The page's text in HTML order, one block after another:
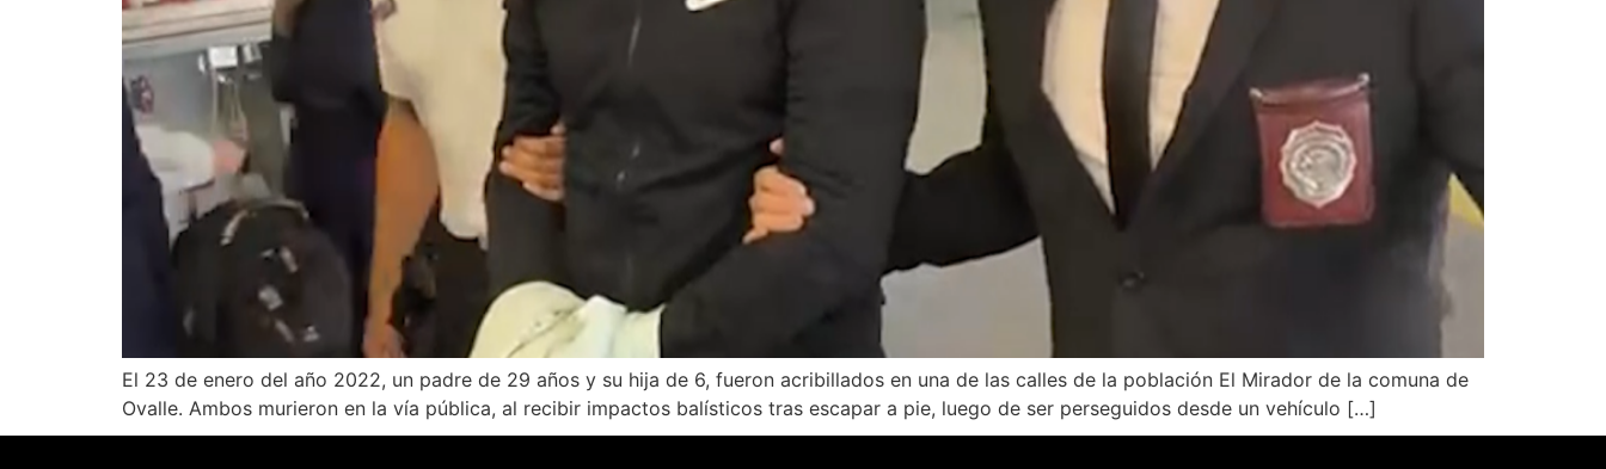
El 23 de enero del año 2022, un padre de 29 años y su hija de 6, fueron acribillados en una de las calles de la población El Mirador de la comuna de
Ovalle. Ambos murieron en la vía pública, al recibir impactos balísticos tras escapar a pie, luego de ser perseguidos desde un vehículo […]